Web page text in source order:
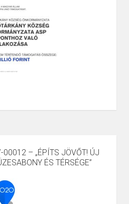
– „ÉPÍTS JÖVŐT! ÚJ
ÉS TÉRSÉGE”